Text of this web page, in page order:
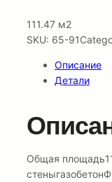
111.47 м2
SKU: 65-91
Описание
Детали
Общая